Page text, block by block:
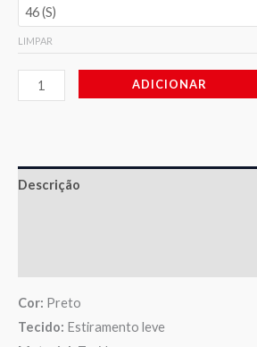
LIMPAR
ADICIONAR
Descrição
Cor: Preto
Tecido: Estiramento leve